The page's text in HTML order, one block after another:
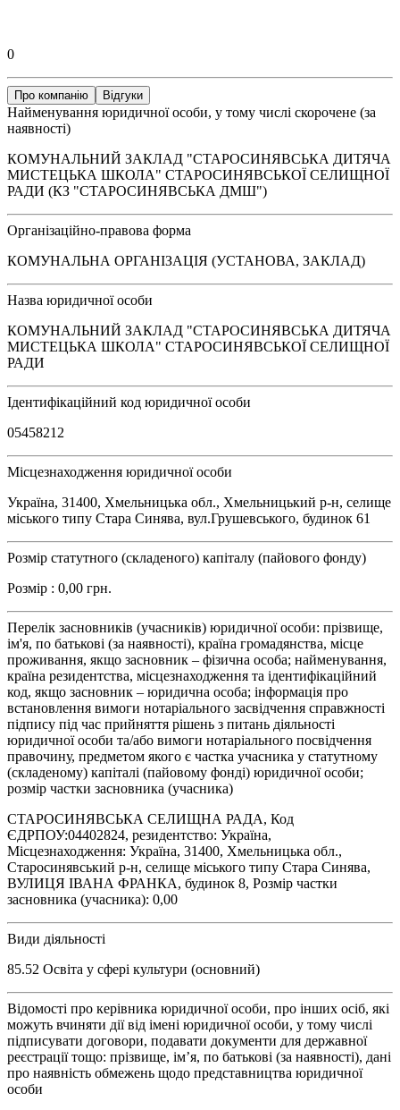
0
Про компанію Відгуки
Найменування юридичної особи, у тому числі скорочене (за
наявності)
КОМУНАЛЬНИЙ ЗАКЛАД "СТАРОСИНЯВСЬКА ДИТЯЧА
МИСТЕЦЬКА ШКОЛА" СТАРОСИНЯВСЬКОЇ СЕЛИЩНОЇ
РАДИ (КЗ "СТАРОСИНЯВСЬКА ДМШ")
Організаційно-правова форма
КОМУНАЛЬНА ОРГАНІЗАЦІЯ (УСТАНОВА, ЗАКЛАД)
Назва юридичної особи
КОМУНАЛЬНИЙ ЗАКЛАД "СТАРОСИНЯВСЬКА ДИТЯЧА
МИСТЕЦЬКА ШКОЛА" СТАРОСИНЯВСЬКОЇ СЕЛИЩНОЇ
РАДИ
Ідентифікаційний код юридичної особи
05458212
Місцезнаходження юридичної особи
Україна, 31400, Хмельницька обл., Хмельницький р-н, селище
міського типу Стара Синява, вул.Грушевського, будинок 61
Розмір статутного (складеного) капіталу (пайового фонду)
Розмір : 0,00 грн.
Перелік засновників (учасників) юридичної особи: прізвище,
ім'я, по батькові (за наявності), країна громадянства, місце
проживання, якщо засновник – фізична особа; найменування,
країна резидентства, місцезнаходження та ідентифікаційний
код, якщо засновник – юридична особа; інформація про
встановлення вимоги нотаріального засвідчення справжності
підпису під час прийняття рішень з питань діяльності
юридичної особи та/або вимоги нотаріального посвідчення
правочину, предметом якого є частка учасника у статутному
(складеному) капіталі (пайовому фонді) юридичної особи;
розмір частки засновника (учасника)
СТАРОСИНЯВСЬКА СЕЛИЩНА РАДА, Код
ЄДРПОУ:04402824, резидентство: Україна,
Місцезнаходження: Україна, 31400, Хмельницька обл.,
Старосинявський р-н, селище міського типу Стара Синява,
ВУЛИЦЯ ІВАНА ФРАНКА, будинок 8, Розмір частки
засновника (учасника): 0,00
Види діяльності
85.52 Освіта у сфері культури (основний)
Відомості про керівника юридичної особи, про інших осіб, які
можуть вчиняти дії від імені юридичної особи, у тому числі
підписувати договори, подавати документи для державної
реєстрації тощо: прізвище, ім’я, по батькові (за наявності), дані
про наявність обмежень щодо представництва юридичної
особи